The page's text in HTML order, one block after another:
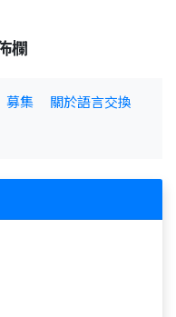
欄
募集
關於語言交換